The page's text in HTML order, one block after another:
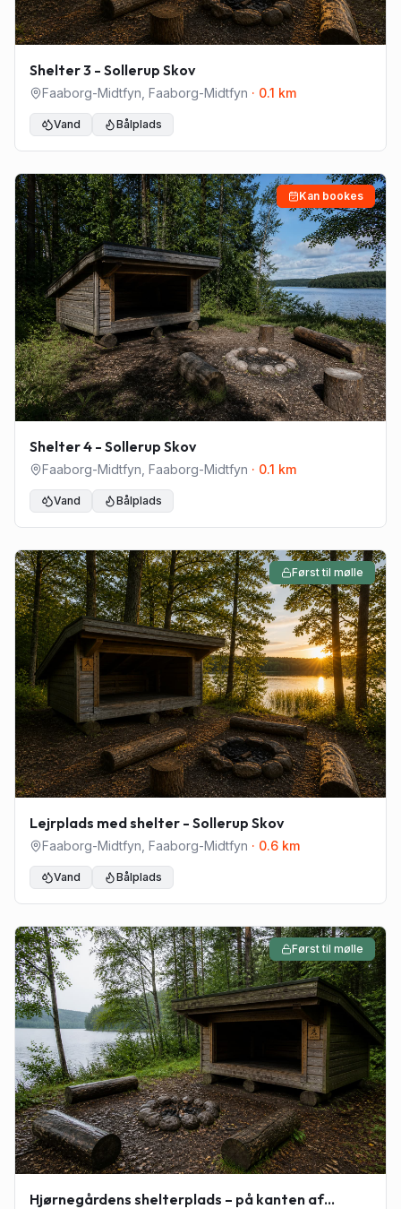
Shelter 3 - Sollerup Skov
Faaborg-Midtfyn Faaborg-Midtfyn · 0.1 km
Vand Bålplads
Kan bookes
Shelter 4 - Sollerup Skov
Faaborg-Midtfyn Faaborg-Midtfyn · 0.1 km
Vand Bålplads
Først til mølle
Lejrplads med shelter - Sollerup Skov
Faaborg-Midtfyn Faaborg-Midtfyn · 0.6 km
Vand Bålplads
Først til mølle
Hjørnegårdens shelterplads – på kanten af